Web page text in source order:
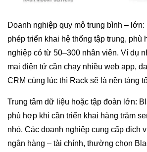
Doanh nghiệp quy mô trung bình –
phép triển khai hệ thống tập trung, phù
nghiệp có từ 50–300 nhân viên. Ví dụ
mại điện tử cần chạy nhiều web app,
CRM cùng lúc thì Rack sẽ là nền tảng
Trung tâm dữ liệu hoặc tập đoàn lớn:
phù hợp khi cần triển khai hàng trăm
nhỏ. Các doanh nghiệp cung cấp dịch
ngân hàng – tài chính, thường chọn